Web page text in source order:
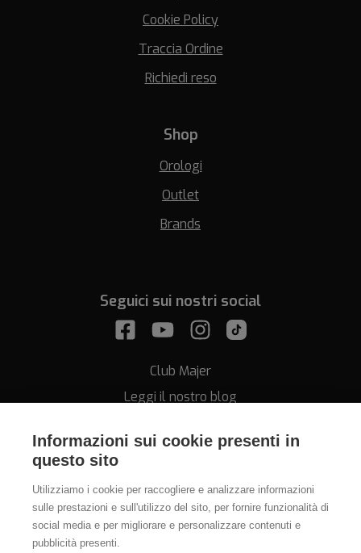
Informazioni sui cookie presenti in
questo sito
Utilizziamo i cookie per raccogliere e analizzare informazioni
sulle prestazioni e sull'utilizzo del sito, per fornire funzionalità di
social media e per migliorare e personalizzare contenuti e
pubblicità presenti.
Cookie Policy
Traccia Ordine
Richiedi reso
Shop
Orologi
Outlet
Brands
Seguici sui nostri social
Club Majer
Leggi il nostro blog
Assistenza